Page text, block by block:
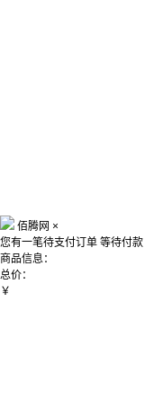
佰腾网 ×
您有一笔待支付订单 等待付款
商品信息：
总价：
￥